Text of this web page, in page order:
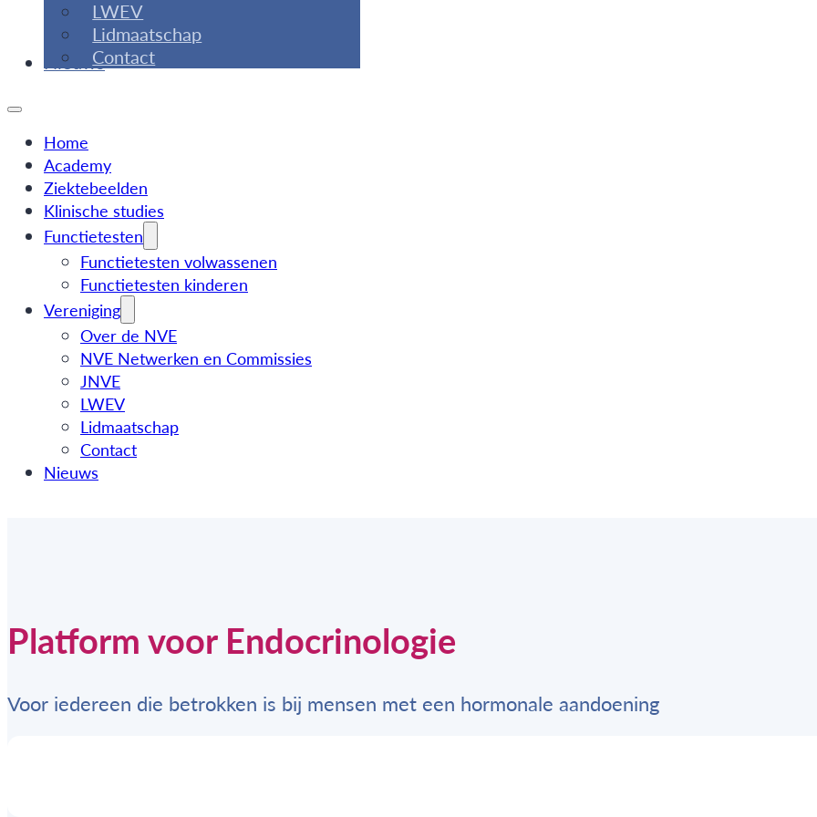
LWEV
Lidmaatschap
Contact
Nieuws
Home
Academy
Ziektebeelden
Klinische studies
Functietesten
Functietesten volwassenen
Functietesten kinderen
Vereniging
Over de NVE
NVE Netwerken en Commissies
JNVE
LWEV
Lidmaatschap
Contact
Nieuws
Platform voor Endocrinologie
Voor iedereen die betrokken is bij mensen met een hormonale aandoening